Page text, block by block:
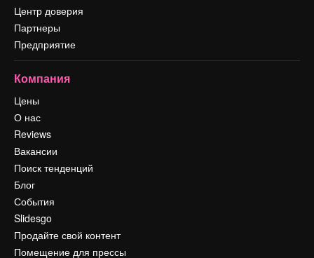
Центр доверия
Партнеры
Предприятие
Компания
Цены
О нас
Reviews
Вакансии
Поиск тенденций
Блог
События
Slidesgo
Продайте свой контент
Помещение для прессы